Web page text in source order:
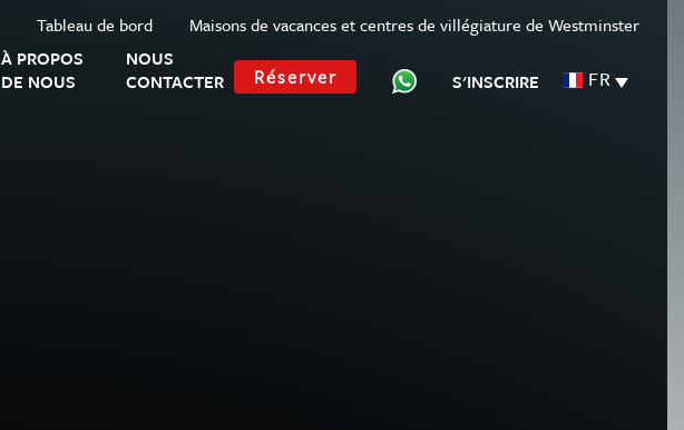
À PROPOS
DE NOUS
NOUS
CONTACTER
Réserver S'INSCRIRE FR
Tableau de bord Maisons de vacances et centres de villégiature de Westminster